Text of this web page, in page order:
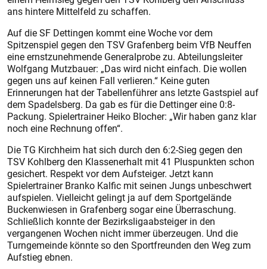
ans hintere Mittelfeld zu schaffen.
Auf die SF Dettingen kommt eine Woche vor dem
Spitzenspiel gegen den TSV Grafenberg beim VfB Neuffen
eine ernstzunehmende Generalprobe zu. Abteilungsleiter
Wolfgang Mutzbauer: „Das wird nicht einfach. Die wollen
gegen uns auf keinen Fall verlieren.“ Keine guten
Erinnerungen hat der Tabellenführer ans letzte Gastspiel auf
dem Spadelsberg. Da gab es für die Dettinger eine 0:8-
Packung. Spielertrainer Heiko Blocher: „Wir haben ganz klar
noch eine Rechnung offen“.
Die TG Kirchheim hat sich durch den 6:2-Sieg gegen den
TSV Kohlberg den Klassenerhalt mit 41 Pluspunkten schon
gesichert. Respekt vor dem Aufsteiger. Jetzt kann
Spielertrainer Branko Kalfic mit seinen Jungs unbeschwert
aufspielen. Vielleicht gelingt ja auf dem Sportgelände
Buckenwiesen in Grafenberg sogar eine Überraschung.
Schließlich konnte der Bezirksligaabsteiger in den
vergangenen Wochen nicht immer überzeugen. Und die
Turngemeinde könnte so den Sportfreunden den Weg zum
Aufstieg ebnen.